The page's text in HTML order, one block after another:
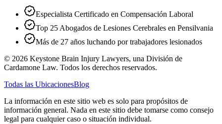
Especialista Certificado en Compensación Laboral
Top 25 Abogados de Lesiones Cerebrales en Pensilvania
Más de 27 años luchando por trabajadores lesionados
© 2026 Keystone Brain Injury Lawyers, una División de
Cardamone Law. Todos los derechos reservados.
Todas las UbicacionesBlog
La información en este sitio web es solo para propósitos de
información general. Nada en este sitio debe tomarse como consejo
legal para cualquier caso o situación individual.